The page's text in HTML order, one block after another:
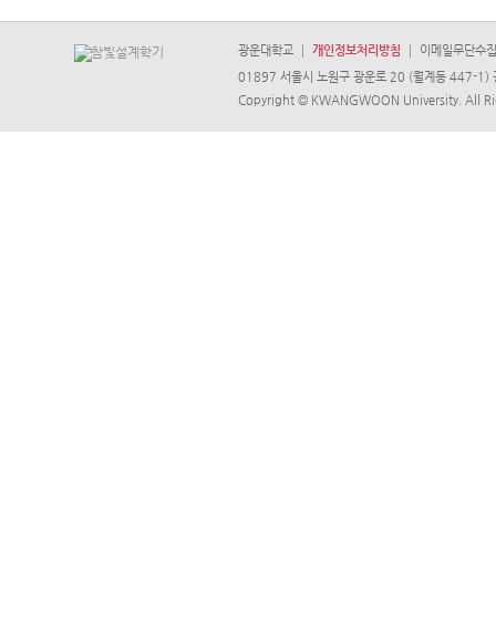
광운대학교 개인정보처리방침
이메일무단수
01897 서울시 노원구 광운로 20 (월계동 447-
Copyright © KWANGWOON University. All